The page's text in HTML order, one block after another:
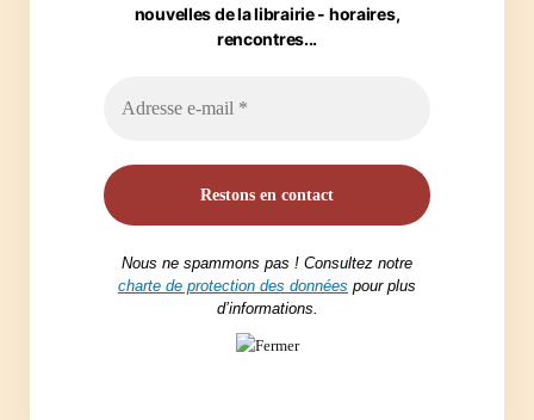
nouvelles de la librairie - horaires,
rencontres...
Nous ne spammons pas ! Consultez notre
charte de protection des données pour plus
d’informations.